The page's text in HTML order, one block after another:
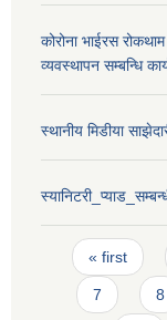
कोरोना भाईरस
व्यवस्थापन सम्बन्धि
स्थानीय मिडीया
Pages
« first
7 8